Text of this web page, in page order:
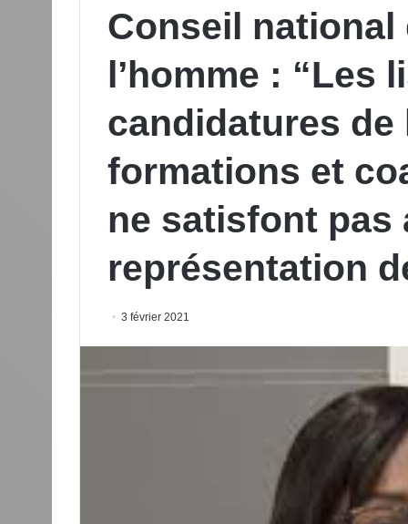
Conseil
l’homme : “Les
candidatures de
formations et
ne satisfont pas
représentation
3 février 2021